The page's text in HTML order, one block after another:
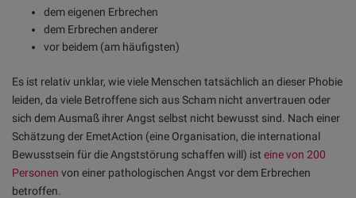
dem eigenen Erbrechen
dem Erbrechen anderer
vor beidem (am häufigsten)
Es ist relativ unklar, wie viele Menschen tatsächlich an dieser Phobie
leiden, da viele Betroffene sich aus Scham nicht anvertrauen oder
sich dem Ausmaß ihrer Angst selbst nicht bewusst sind. Nach einer
Schätzung der EmetAction (eine Organisation, die international
Bewusstsein für die Angststörung schaffen will) ist eine von 200
Personen von einer pathologischen Angst vor dem Erbrechen
betroffen.